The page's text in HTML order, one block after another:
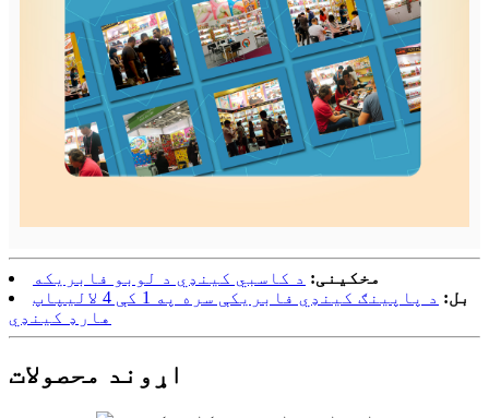
مخکینی: د کاسبي کینډي د لوبو فابریکه
بل:
د پاپینګ کینډي فابریکې سره په 1 کې 4 لالیپاپ
هارډ کینډي
اړوند محصولات